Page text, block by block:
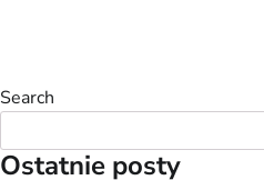
Search
Ostatnie posty